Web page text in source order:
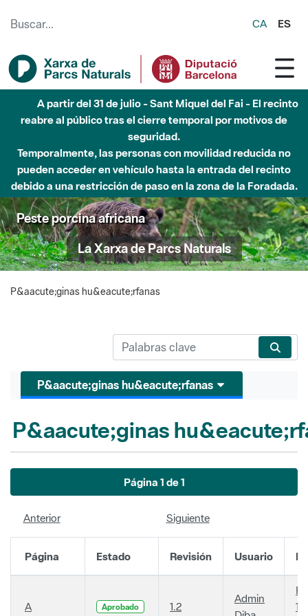
CA ES
A partir del 31 de julio - Sant Miquel del Fai - El recinto
reabre al público tras el cierre temporal por motivos de
seguridad.
Temporalmente, las personas con movilidad reducida no
pueden acceder en vehículo hasta la entrada del recinto
debido a una restricción de paso en la zona de la Foradada.
Peste porcina africana
La Xarxa de Parcs Naturals
P&aacute;ginas hu&eacute;rfanas
P&aacute;ginas hu&eacute;rfanas
P&aacute;ginas
Página 1 de 1
Anterior Siguiente
Página Estado Revisión Usuario
A Aprobado 1.2
Admin
14